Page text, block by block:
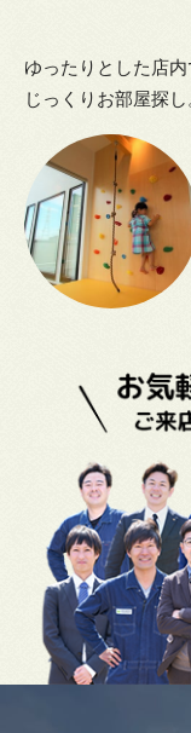
ゆったりとした店内
じっくりお部屋探し
5万円以
5万円～
6万円～
7万円～